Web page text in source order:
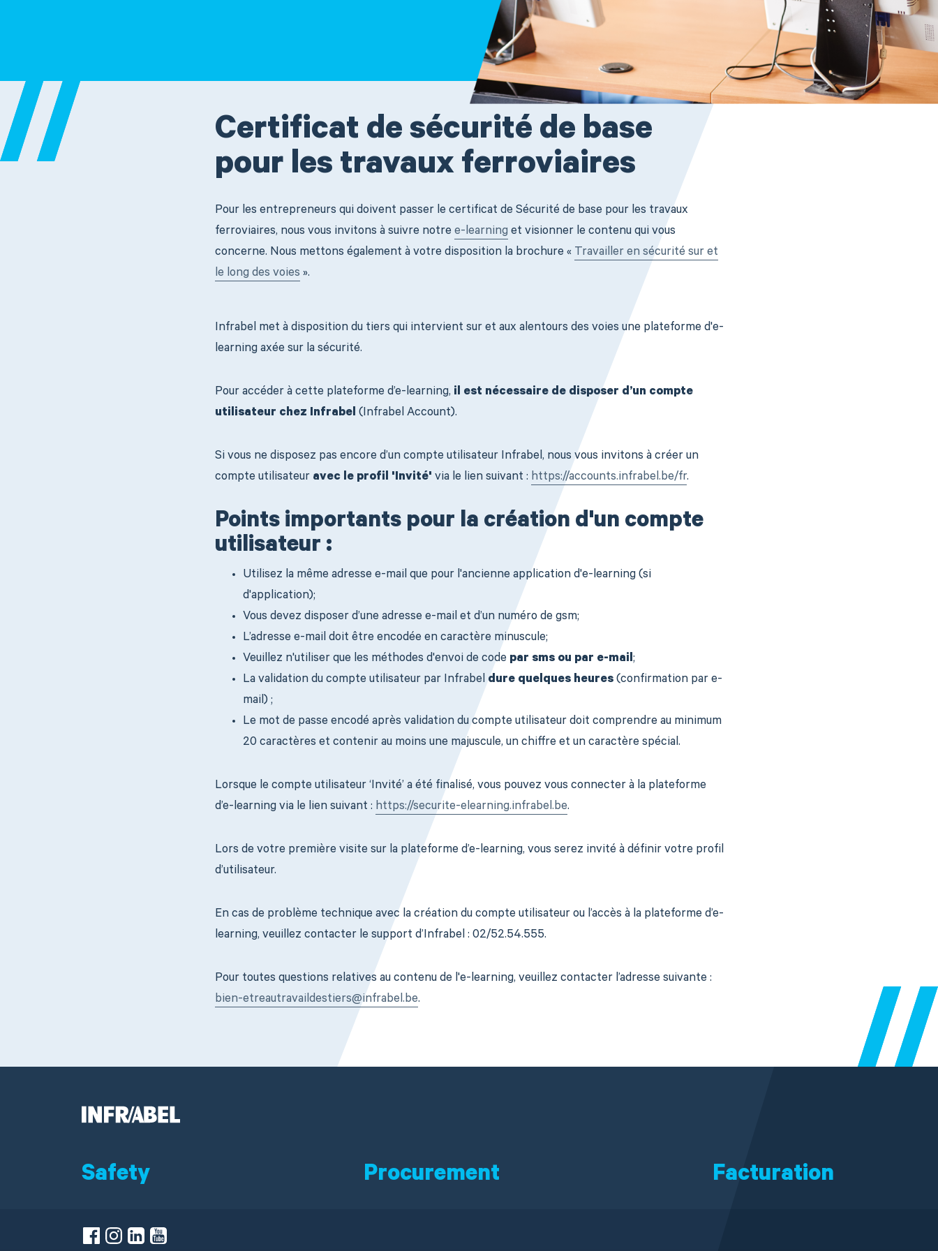
Certificat de sécurité de base
pour les travaux ferroviaires
Pour les entrepreneurs qui doivent passer le certificat de Sécurité de base pour les travaux
ferroviaires, nous vous invitons à suivre notre e-learning et visionner le contenu qui vous
concerne. Nous mettons également à votre disposition la brochure « Travailler en sécurité sur et
le long des voies ».
Infrabel met à disposition du tiers qui intervient sur et aux alentours des voies une plateforme d'e-
learning axée sur la sécurité.
Pour accéder à cette plateforme d’e-learning, il est nécessaire de disposer d’un compte
utilisateur chez Infrabel (Infrabel Account).
Si vous ne disposez pas encore d’un compte utilisateur Infrabel, nous vous invitons à créer un
compte utilisateur avec le profil 'Invité' via le lien suivant : https://accounts.infrabel.be/fr.
Points importants pour la création d'un compte
utilisateur :
Utilisez la même adresse e-mail que pour l'ancienne application d'e-learning (si
d'application);
Vous devez disposer d’une adresse e-mail et d’un numéro de gsm;
L’adresse e-mail doit être encodée en caractère minuscule;
Veuillez n'utiliser que les méthodes d'envoi de code par sms ou par e-mail;
La validation du compte utilisateur par Infrabeldure quelques heures(confirmation par e-
mail) ;
Le mot de passe encodé après validation du compte utilisateur doit comprendre au minimum
20 caractères et contenir au moins une majuscule, un chiffre et un caractère spécial.
Lorsque le compte utilisateur ‘Invité’ a été finalisé, vous pouvez vous connecter à la plateforme
d’e-learning via le lien suivant : https://securite-elearning.infrabel.be.
Lors de votre première visite sur la plateforme d’e-learning, vous serez invité à définir votre profil
d’utilisateur.
En cas de problème technique avec la création du compte utilisateur ou l’accès à la plateforme d’e-
learning, veuillez contacter le support d’Infrabel : 02/52.54.555.
Pour toutes questions relatives au contenu de l'e-learning, veuillez contacter l’adresse suivante :
bien-etreautravaildestiers@infrabel.be.
Safety Procurement Facturation
FacebookInstagramLinkedInYoutube